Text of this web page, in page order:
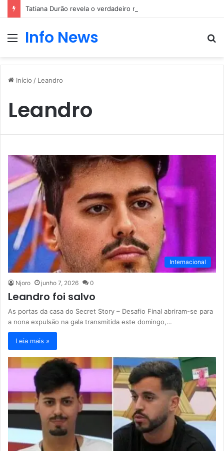
Menu
Info News
Início / Leandro
Leandro
Internacional
Njoro junho 7, 2026 0
Leandro foi salvo
As portas da casa do Secret Story – Desafio Final abriram-se para
a nona expulsão na gala transmitida este domingo,…
Leia mais »